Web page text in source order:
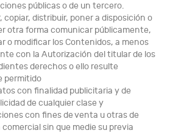
públicas o de un tercero.
copiar, distribuir, poner a disposición o
otra forma comunicar públicamente,
o modificar los Contenidos, a menos
con la Autorización del titular de los
derechos o ello resulte
permitido
con finalidad publicitaria y de
de cualquier clase y
con fines de venta u otras de
sin que medie su previa